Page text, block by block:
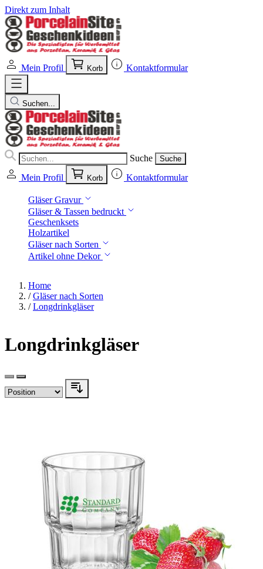
Direkt zum Inhalt
Mein Profil Korb Kontaktformular
Suchen...
Suche Suche
Mein Profil Korb Kontaktformular
Gläser Gravur
Gläser & Tassen bedruckt
Geschenksets
Holzartikel
Gläser nach Sorten
Artikel ohne Dekor
Home
/ Gläser nach Sorten
/ Longdrinkgläser
Longdrinkgläser